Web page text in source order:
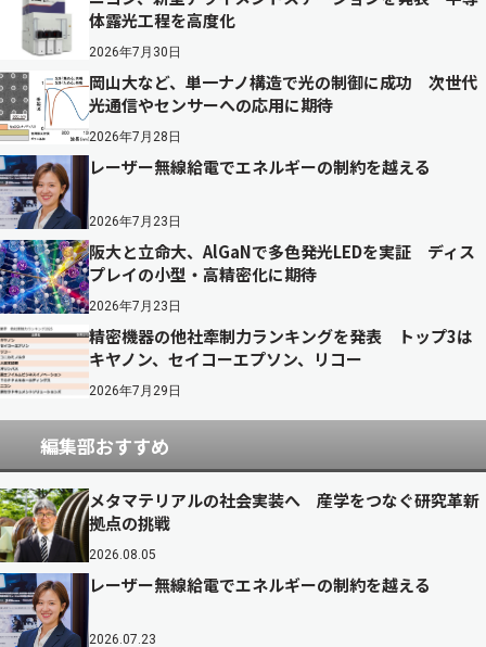
体露光工程を高度化
2026年7月30日
岡山大など、単一ナノ構造で光の制御に成功 次世代
光通信やセンサーへの応用に期待
2026年7月28日
レーザー無線給電でエネルギーの制約を越える
2026年7月23日
阪大と立命大、AlGaNで多色発光LEDを実証 ディス
プレイの小型・高精密化に期待
2026年7月23日
精密機器の他社牽制力ランキングを発表 トップ3は
キヤノン、セイコーエプソン、リコー
2026年7月29日
編集部おすすめ
メタマテリアルの社会実装へ 産学をつなぐ研究革新
拠点の挑戦
2026.08.05
レーザー無線給電でエネルギーの制約を越える
2026.07.23